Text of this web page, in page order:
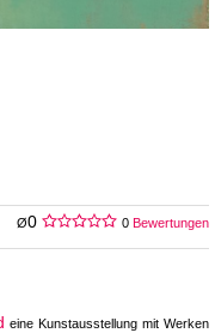
Ø0 0 Bewertungen
eine Kunstausstellung mit Werken